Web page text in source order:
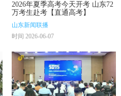
2026年夏季高考今天开考 山东72
万考生赴考【直通高考】
山东新闻联播
时间 2026-06-07